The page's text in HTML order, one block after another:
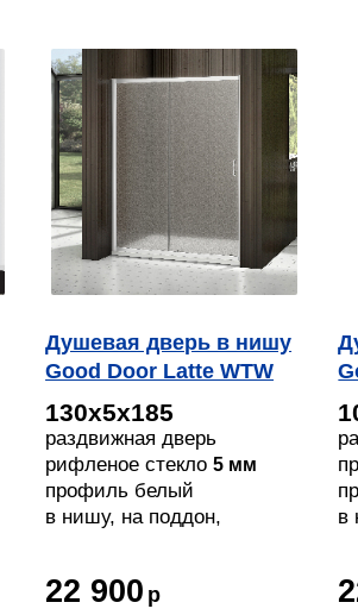
Душевая дверь в нишу
Good Door Latte WTW
130 G WE
130х5х185
раздвижная дверь
рифленое стекло5 мм
профиль белый
в нишу, на поддон,
22 900 р
в